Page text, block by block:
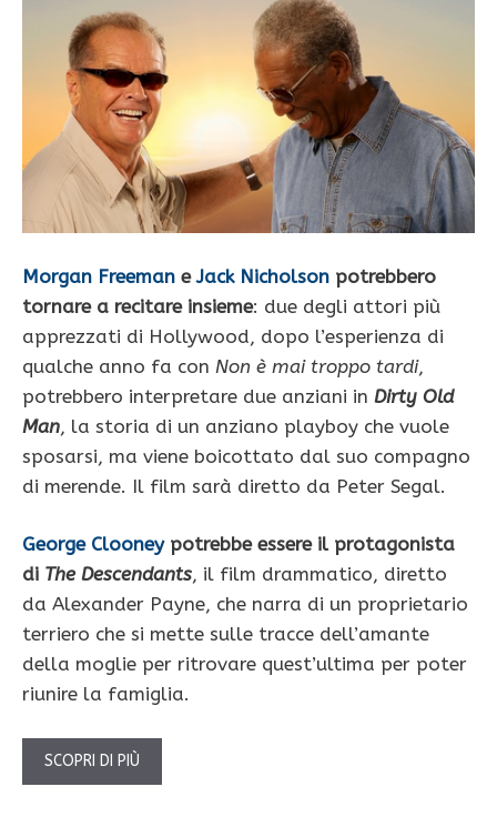
Morgan Freeman eJack Nicholson potrebbero
tornare a recitare insieme: due degli attori più
apprezzati di Hollywood, dopo l’esperienza di
qualche anno fa con Non è mai troppo tardi,
potrebbero interpretare due anziani in Dirty Old
Man, la storia di un anziano playboy che vuole
sposarsi, ma viene boicottato dal suo compagno
di merende. Il film sarà diretto da Peter Segal.
George Clooneypotrebbe essere il protagonista
di The Descendants, il film drammatico, diretto
da Alexander Payne, che narra di un proprietario
terriero che si mette sulle tracce dell’amante
della moglie per ritrovare quest’ultima per poter
riunire la famiglia.
SCOPRI DI PIÙ